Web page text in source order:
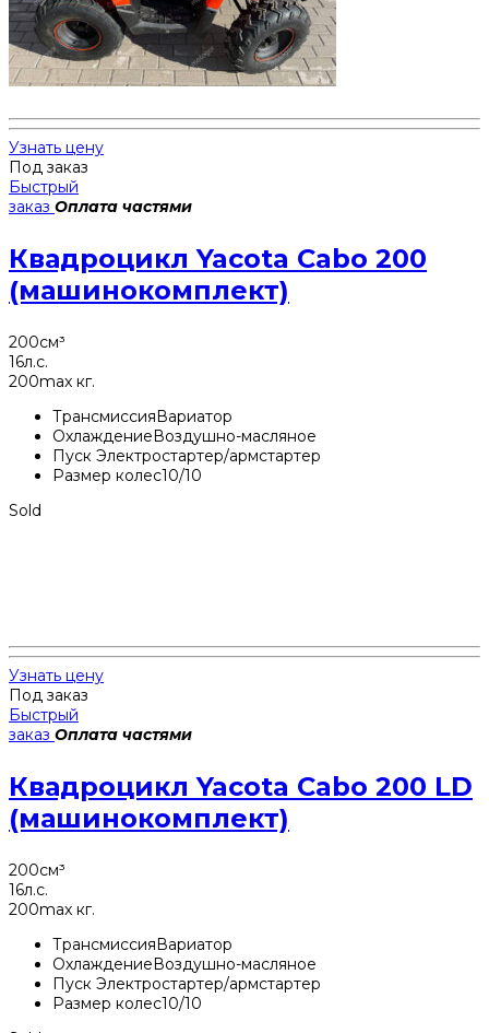
Узнать цену
Под заказ
Быстрый
заказ Оплата частями
Квадроцикл Yacota Cabo 200
(машинокомплект)
200см³
16л.с.
200max кг.
ТрансмиссияВариатор
ОхлаждениеВоздушно-масляное
Пуск Электростартер/армстартер
Размер колес10/10
Sold
Узнать цену
Под заказ
Быстрый
заказ Оплата частями
Квадроцикл Yacota Cabo 200 LD
(машинокомплект)
200см³
16л.с.
200max кг.
ТрансмиссияВариатор
ОхлаждениеВоздушно-масляное
Пуск Электростартер/армстартер
Размер колес10/10